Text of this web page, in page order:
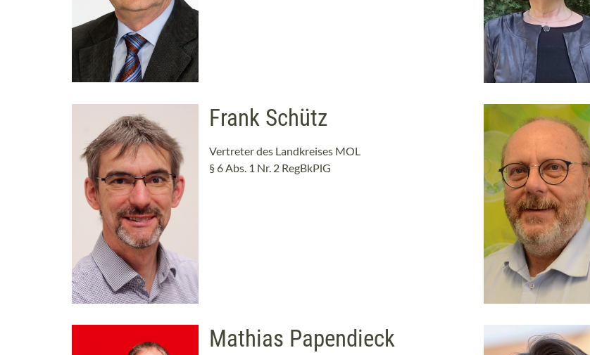
Frank Schütz
Vertreter des Landkreises MOL
§ 6 Abs. 1 Nr. 2 RegBkPlG
Mathias Papendieck